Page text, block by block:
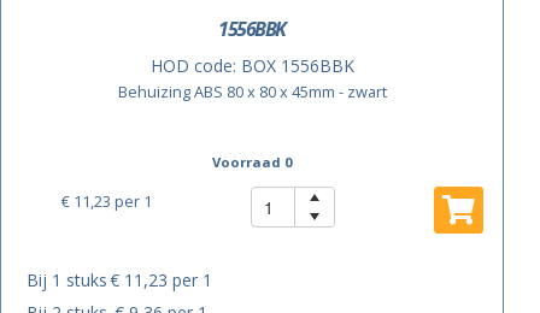
1556BBK
HOD code: BOX 1556BBK
Behuizing ABS 80 x 80 x 45mm - zwart
Voorraad 0
€ 11,23 per 1
Bij 1 stuks€ 11,23 per 1